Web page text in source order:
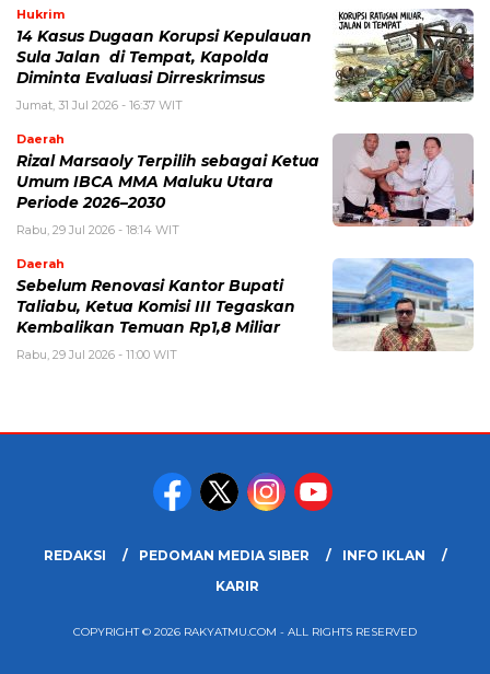
Hukrim
14 Kasus Dugaan Korupsi Kepulauan
Sula Jalan di Tempat, Kapolda
Diminta Evaluasi Dirreskrimsus
Jumat, 31 Jul 2026 - 16:37 WIT
Daerah
Rizal Marsaoly Terpilih sebagai Ketua
Umum IBCA MMA Maluku Utara
Periode 2026–2030
Rabu, 29 Jul 2026 - 18:14 WIT
Daerah
Sebelum Renovasi Kantor Bupati
Taliabu, Ketua Komisi III Tegaskan
Kembalikan Temuan Rp1,8 Miliar
Rabu, 29 Jul 2026 - 11:00 WIT
REDAKSI PEDOMAN MEDIA SIBER
INFO IKLAN
KARIR
COPYRIGHT © 2026 RAKYATMU.COM - ALL RIGHTS RESERVED